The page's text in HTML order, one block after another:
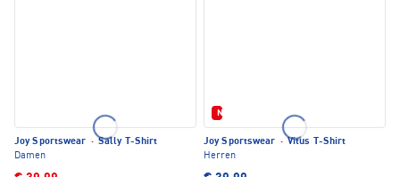
Joy Sportswear · Sally T-Shirt
Damen
Neu
Joy Sportswear · Vitus T-Shirt
Herren